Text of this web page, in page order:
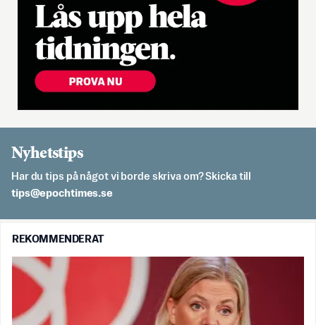
Nyhetstips
Har du tips på något vi borde skriva om? Skicka till
es.semithcope@spit
REKOMMENDERAT